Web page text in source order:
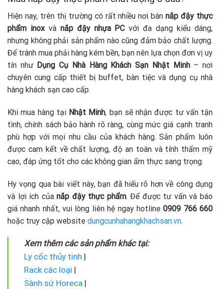
Hiện nay, trên thị trường có rất nhiều nơi bánnắp đậy thực
phẩm inoxvà nắp đậy nhựa PC với đa dạng kiểu dáng,
nhưng không phải sản phẩm nào cũng đảm bảo chất lượng.
Để tránh mua phải hàng kém bền, bạn nên lựa chọn đơn vị uy
tín như Dụng Cụ Nhà Hàng Khách Sạn Nhật Minh– nơi
chuyên cung cấp thiết bị buffet, bàn tiệc và dụng cụ nhà
hàng khách sạn cao cấp.
Khi mua hàng tại Nhật Minh, bạn sẽ nhận được tư vấn tận
tình, chính sách bảo hành rõ ràng, cùng mức giá cạnh tranh
phù hợp với mọi nhu cầu của khách hàng. Sản phẩm luôn
được cam kết về chất lượng, độ an toàn và tính thẩm mỹ
cao, đáp ứng tốt cho các không gian ẩm thực sang trọng.
Hy vọng qua bài viết này, bạn đã hiểu rõ hơn về công dụng
và lợi ích củanắp đậy thực phẩm. Để được tư vấn và báo
giá nhanh nhất, vui lòng liên hệ ngay hotline0909 766 660
hoặc truy cập website dungcunhahangkhachsan.vn.
Xem thêm các sản phẩm khác tại:
Ly cốc thủy tinh |
Rack các loại |
Sành sứ Horeca|